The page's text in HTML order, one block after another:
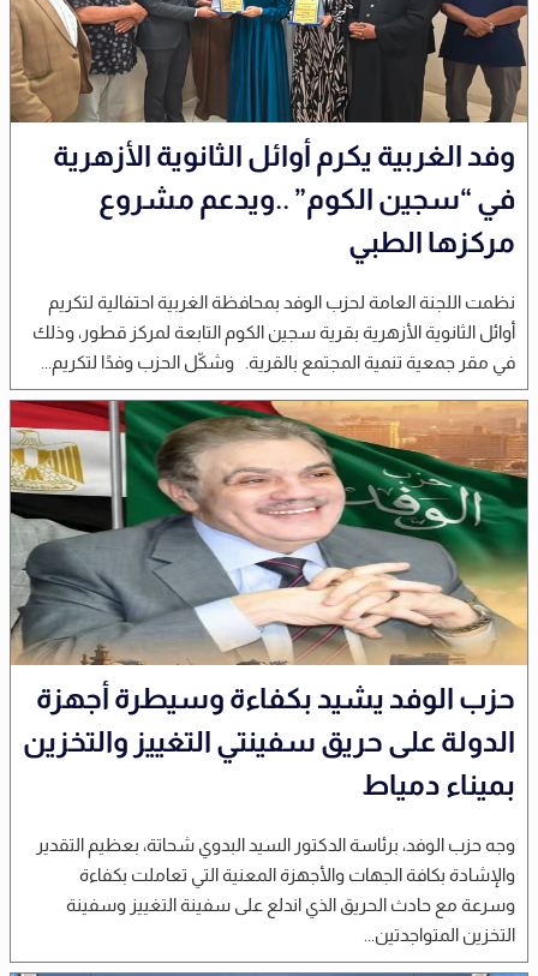
وفد الغربية يكرم أوائل الثانوية الأزهرية
في “سجين الكوم” ..ويدعم مشروع
مركزها الطبي
نظمت اللجنة العامة لحزب الوفد بمحافظة الغربية احتفالية لتكريم
أوائل الثانوية الأزهرية بقرية سجين الكوم التابعة لمركز قطور، وذلك
في مقر جمعية تنمية المجتمع بالقرية. وشكّل الحزب وفدًا لتكريم...
حزب الوفد يشيد بكفاءة وسيطرة أجهزة
الدولة على حريق سفينتي التغييز والتخزين
بميناء دمياط
وجه حزب الوفد، برئاسة الدكتور السيد البدوي شحاتة، بعظيم التقدير
والإشادة بكافة الجهات والأجهزة المعنية التي تعاملت بكفاءة
وسرعة مع حادث الحريق الذي اندلع على سفينة التغييز وسفينة
التخزين المتواجدتين...